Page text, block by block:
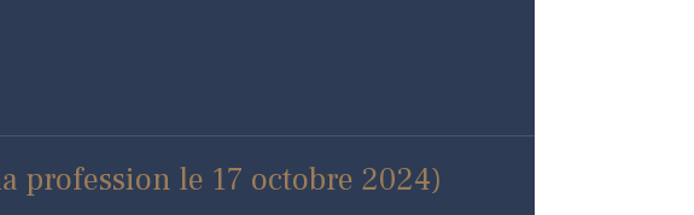
profession le 17 octobre 2024)